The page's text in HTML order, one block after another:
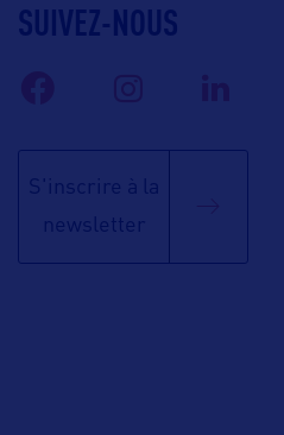
SUIVEZ-NOUS
S'inscrire à la
newsletter